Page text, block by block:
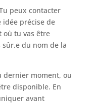
peux contacter
précise de
où tu vas être
du nom de la
dernier moment, ou
disponible. En
avant